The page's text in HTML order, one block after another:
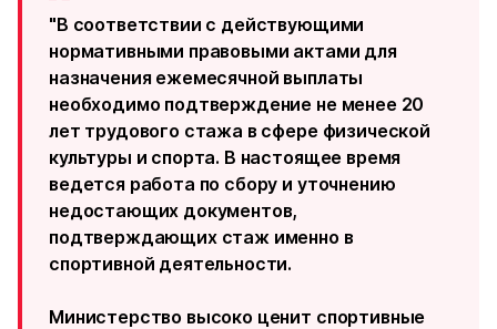
"В соответствии с действующими
нормативными правовыми актами для
назначения ежемесячной выплаты
необходимо подтверждение не менее 20
лет трудового стажа в сфере физической
культуры и спорта. В настоящее время
ведется работа по сбору и уточнению
недостающих документов,
подтверждающих стаж именно в
спортивной деятельности.
Министерство высоко ценит спортивные